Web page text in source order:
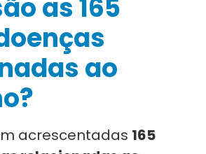
as 165
ao
acrescentadas 165